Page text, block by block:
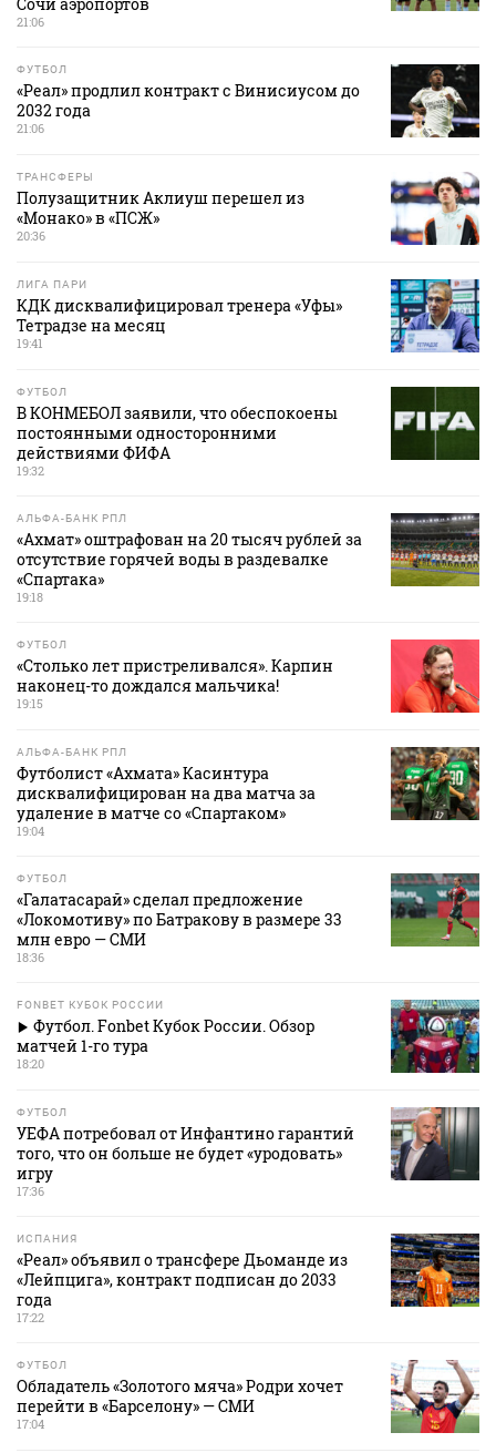
21:06
ФУТБОЛ
«Реал» продлил контракт с Винисиусом до
2032 года
21:06
ТРАНСФЕРЫ
Полузащитник Аклиуш перешел из
«Монако» в «ПСЖ»
20:36
ЛИГА ПАРИ
КДК дисквалифицировал тренера «Уфы»
Тетрадзе на месяц
19:41
ФУТБОЛ
В КОНМЕБОЛ заявили, что обеспокоены
постоянными односторонними
действиями ФИФА
19:32
АЛЬФА-БАНК РПЛ
«Ахмат» оштрафован на 20 тысяч рублей за
отсутствие горячей воды в раздевалке
«Спартака»
19:18
ФУТБОЛ
«Столько лет пристреливался». Карпин
наконец-то дождался мальчика!
19:15
АЛЬФА-БАНК РПЛ
Футболист «Ахмата» Касинтура
дисквалифицирован на два матча за
удаление в матче со «Спартаком»
19:04
ФУТБОЛ
«Галатасарай» сделал предложение
«Локомотиву» по Батракову в размере 33
млн евро — СМИ
18:36
FONBET КУБОК РОССИИ
Футбол. Fonbet Кубок России. Обзор
матчей 1-го тура
18:20
ФУТБОЛ
УЕФА потребовал от Инфантино гарантий
того, что он больше не будет «уродовать»
игру
17:36
ИСПАНИЯ
«Реал» объявил о трансфере Дьоманде из
«Лейпцига», контракт подписан до 2033
года
17:22
ФУТБОЛ
Обладатель «Золотого мяча» Родри хочет
перейти в «Барселону» — СМИ
17:04